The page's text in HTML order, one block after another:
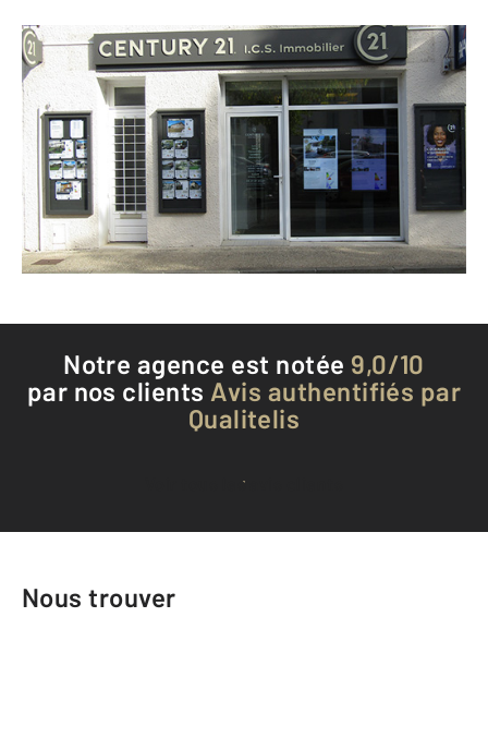
CENTURY 21 I.C.S. Immobilier
11 place Cail
CHEF BOUTONNE - 79110
Envoyer un message
Téléphoner à l'agence
Notre agence est notée 9,0/10
par nos clients Avis authentifiés par
Qualitelis
Voir tous les avis clients
Nous trouver